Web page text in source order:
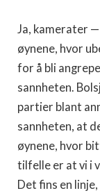
Ja, kamerater
øynene, hvor
for å bli
sannheten.
partier blant
sannheten, at
øynene, hvor
tilfelle er at vi i
Det fins en